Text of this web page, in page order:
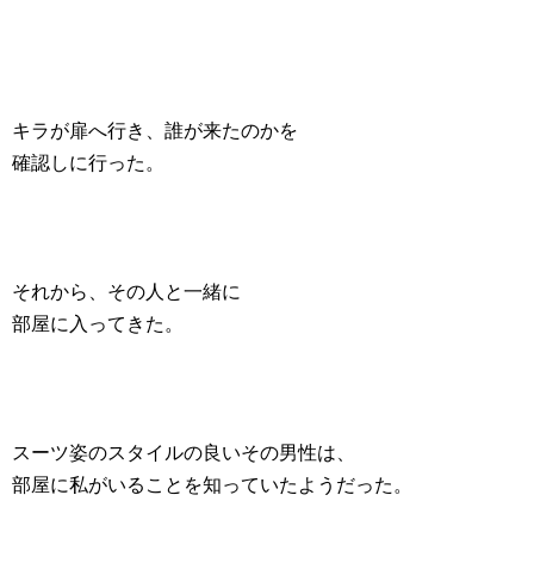
キラが扉へ行き、誰が来たのかを
確認しに行った。
それから、その人と一緒に
部屋に入ってきた。
スーツ姿のスタイルの良いその男性は、
部屋に私がいることを知っていたようだった。